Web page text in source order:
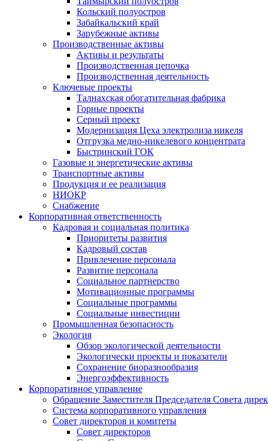
Кольский полуостров
Забайкальский край
Зарубежные активы
Производственные активы
Активы и результаты
Производственная цепочка
Производственная деятельность
Ключевые проекты
Талнахская обогатительная фабрика
Горные проекты
Серный проект
Модернизация Цеха электролиза никеля
Отгрузка медно-никелевого концентрата
Быстринский ГОК
Газовые и энергетические активы
Транспортные активы
Продукция и ее реализация
НИОКР
Снабжение
Корпоративная ответственность
Кадровая и социальная политика
Приоритеты развития
Кадровый состав
Привлечение персонала
Развитие персонала
Социальное партнерство
Мотивационные программы
Социальные программы
Социальные инвестиции
Промышленная безопасность
Экология
Обзор экологической деятельности
Экологически проекты и показатели
Сохранение биоразнообразия
Энергоэффективность
Корпоративное управление
Обращение Заместителя Председателя Совета
Система корпоративного управления
Совет директоров и комитеты
Совет директоров